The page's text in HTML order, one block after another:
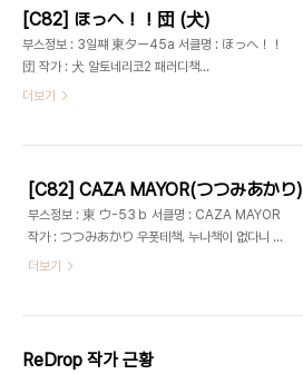
[C82] ほっへ！！団 (犬)
부스정보 : 3일쨰 東ター45a 서클명 : ほっへ！！
団 작가 : 犬 알토네리코2 패러디책
http://homepage3.nifty.com/takamichi/
더보기
[C82] CAZA MAYOR(つつみあかり)
부스정보 : 東 ウ-53ｂ 서클명 : CAZA MAYOR
작가 : つつみあかり 우폿테책. 누나책이 없다니 네
놈 정체성은 어디에 팔아먹은거냐.
더보기
ReDrop 작가 근황